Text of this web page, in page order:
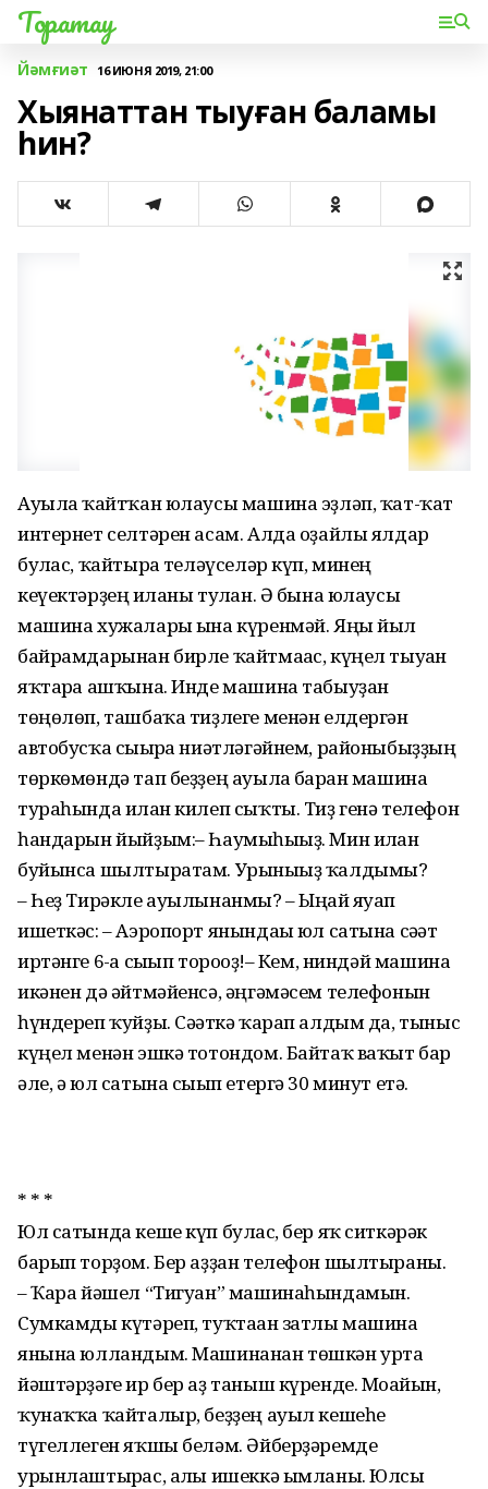
Торатау
Йәмғиәт 16 ИЮНЯ 2019, 21:00
Хыянаттан тыуған баламы
һин?
Ауылға ҡайтҡан юлаусы машина эҙләп, ҡат-ҡат
интернет селтәрен асам. Алда оҙайлы ялдар
булғас, ҡайтырға теләүселәр күп, минең
кеүектәрҙең иғланы тулған. Ә бына юлаусы
машина хужалары ғына күренмәй. Яңы йыл
байрамдарынан бирле ҡайтмағас, күңел тыуған
яҡтарға ашҡына. Инде машина табыуҙан
төңөлөп, ташбаҡа тиҙлеге менән елдергән
автобусҡа сығырға ниәтләгәйнем, районыбыҙҙың
төркөмөндә тап беҙҙең ауылға барған машина
тураһында иғлан килеп сыҡты. Тиҙ генә телефон
һандарын йыйҙым:– Һаумыһығыҙ. Мин иғлан
буйынса шылтыратам. Урынығыҙ ҡалдымы?
– Һеҙ Тирәкле ауылынанмы? – Ыңғай яуап
ишеткәс: – Аэропорт янындағы юл сатына сәғәт
иртәнге 6-ға сығып тороғоҙ!– Кем, ниндәй машина
икәнен дә әйтмәйенсә, әңгәмәсем телефонын
һүндереп ҡуйҙы. Сәғәткә ҡарап алдым да, тыныс
күңел менән эшкә тотондом. Байтаҡ ваҡыт бар
әле, ә юл сатына сығып етергә 30 минут етә.
* * *
Юл сатында кеше күп булғас, бер яҡ ситкәрәк
барып торҙом. Бер аҙҙан телефон шылтыраны.
– Ҡара йәшел “Тигуан” машинаһындамын.
Сумкамды күтәреп, туҡтаған затлы машина
янына юлландым. Машинанан төшкән урта
йәштәрҙәге ир бер аҙ таныш күренде. Моғайын,
ҡунаҡҡа ҡайталыр, беҙҙең ауыл кешеһе
түгеллеген яҡшы беләм. Әйберҙәремде
урынлаштырғас, алғы ишеккә ымланы. Юлсы